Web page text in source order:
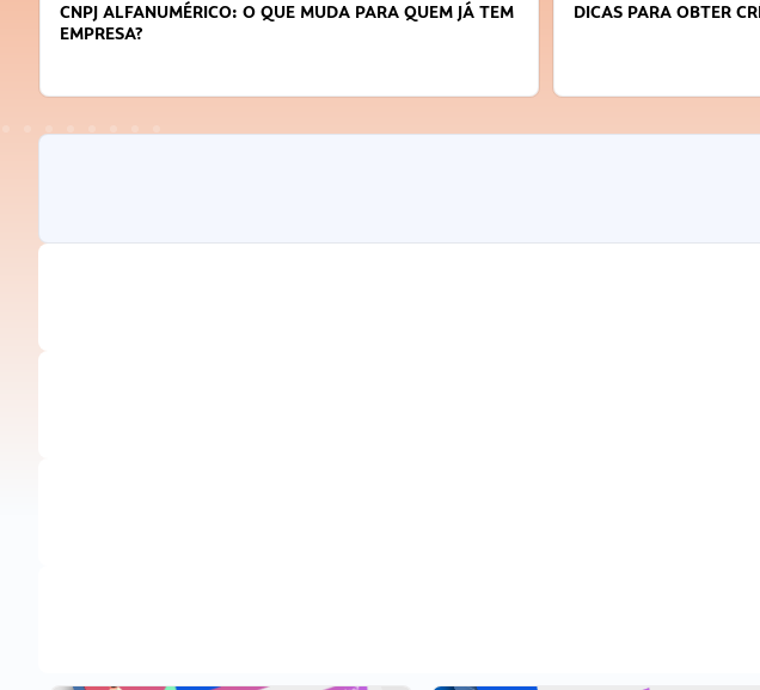
CNPJ ALFANUMÉRICO: O QUE MUDA PARA QUEM JÁ TEM
EMPRESA?
DICAS PARA OBTER